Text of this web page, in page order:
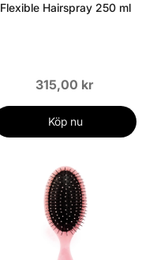
Flexible Hairspray 250 ml
315,00 kr
Köp nu